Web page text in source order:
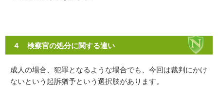
４ 検察官の処分に関する違い
成人の場合、犯罪となるような場合でも、今回は裁判にかけ
ないという起訴猶予という選択肢があります。